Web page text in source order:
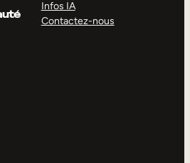
Infos IA
Contactez-nous